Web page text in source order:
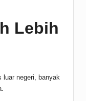
Lebih
luar negeri, banyak